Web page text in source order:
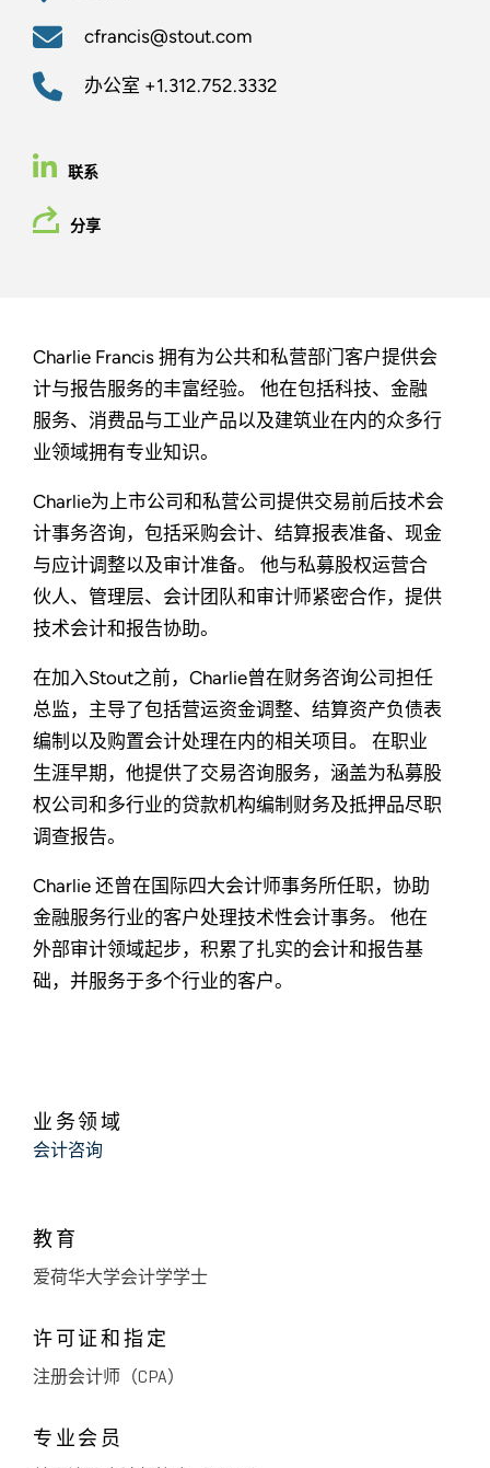
cfrancis@stout.com
办公室 +1.312.752.3332
联系
分享
Charlie Francis 拥有为公共和私营部门客户提供会
计与报告服务的丰富经验。 他在包括科技、金融
服务、消费品与工业产品以及建筑业在内的众多行
业领域拥有专业知识。
Charlie为上市公司和私营公司提供交易前后技术会
计事务咨询，包括采购会计、结算报表准备、现金
与应计调整以及审计准备。 他与私募股权运营合
伙人、管理层、会计团队和审计师紧密合作，提供
技术会计和报告协助。
在加入Stout之前，Charlie曾在财务咨询公司担任
总监，主导了包括营运资金调整、结算资产负债表
编制以及购置会计处理在内的相关项目。 在职业
生涯早期，他提供了交易咨询服务，涵盖为私募股
权公司和多行业的贷款机构编制财务及抵押品尽职
调查报告。
Charlie 还曾在国际四大会计师事务所任职，协助
金融服务行业的客户处理技术性会计事务。 他在
外部审计领域起步，积累了扎实的会计和报告基
础，并服务于多个行业的客户。
业务领域
会计咨询
教育
爱荷华大学会计学学士
许可证和指定
注册会计师（CPA）
专业会员